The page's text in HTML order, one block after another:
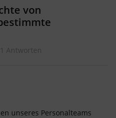
von
Antworten
unseres Personalteams